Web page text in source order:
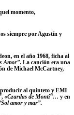
momento,
siempre por Agustín y
en el año 1968, ficha al
Amor”. La canción era una
de Michael McCartney,
producir al quinteto y EMI
, «Czardas de Monti”… y en
amor y mar”.